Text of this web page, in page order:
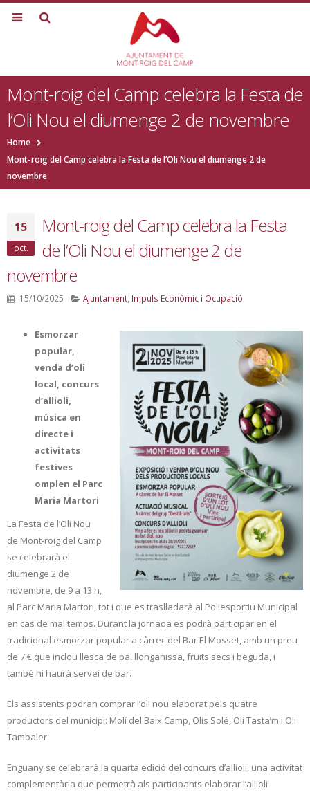
Mont-roig del Camp celebra la Festa de
l’Oli Nou el diumenge 2 de novembre
Home
Mont-roig del Camp celebra la Festa de l’Oli Nou el diumenge 2 de
novembre
15
oct.
Mont-roig del Camp celebra la Festa
de l’Oli Nou el diumenge 2 de
novembre
15/10/2025 Ajuntament Impuls Econòmic i Ocupació
Esmorzar
popular,
venda d’oli
local, concurs
d’allioli,
música en
directe i
activitats
festives
omplen el Parc
Maria Martori
La Festa de l’Oli Nou
de Mont-roig del Camp
se celebrarà el
diumenge 2 de
novembre, de 9 a 13 h,
al Parc Maria Martori, tot i que es traslladarà al Poliesportiu Municipal
en cas de mal temps. Durant la jornada es podrà participar en el
tradicional esmorzar popular a càrrec del Bar El Mosset, amb un preu
de 7 € que inclou llesca de pa, llonganissa, fruits secs i beguda, i
també hi haurà servei de bar.
Els assistents podran comprar l’oli nou elaborat pels quatre
productors del municipi: Molí del Baix Camp, Olis Solé, Oli Tasta’m i Oli
Tambaler.
Enguany se celebrarà la quarta edició del concurs d’allioli, una activitat
complementària que permetrà als participants elaborar l’allioli